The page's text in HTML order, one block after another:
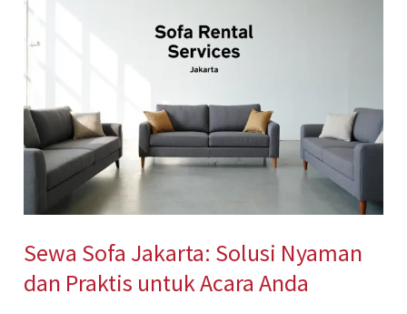
Sewa Sofa Jakarta: Solusi Nyaman
dan Praktis untuk Acara Anda
Sofa
Jakarta:
Solusi
dan
Praktis
untuk
Acara
Anda